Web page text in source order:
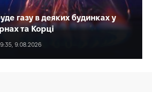
газу в деяких будинках у
та Корці
9.08.2026